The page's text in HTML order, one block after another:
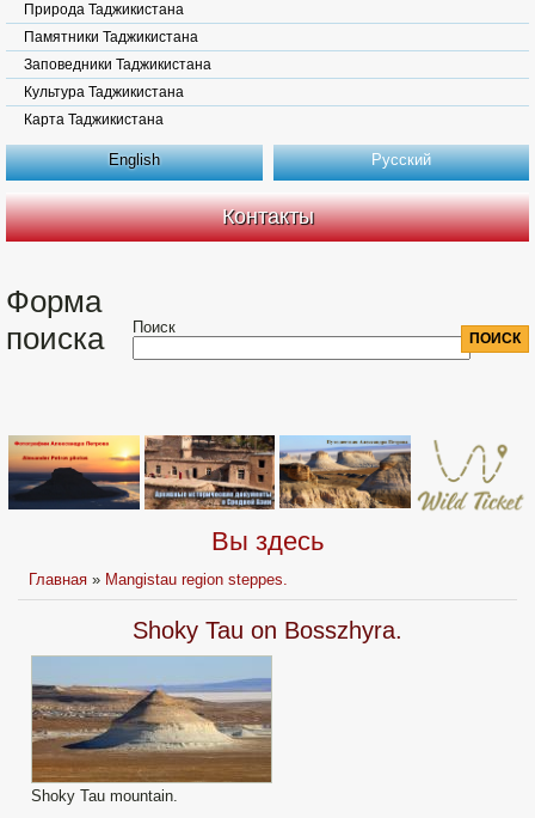
Природа Таджикистана
Памятники Таджикистана
Заповедники Таджикистана
Культура Таджикистана
Карта Таджикистана
English Русский
Контакты
Форма
поиска
Поиск
Вы здесь
Главная » Mangistau region steppes.
Shoky Tau on Bosszhyra.
Shoky Tau mountain.